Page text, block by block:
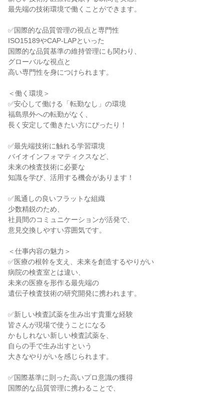
最先端の技術環境で働くことができます。
✅国際的な品質管理の視点と専門性
ISO15189やCAP-LAPといった
国際的な品質基準の維持管理にも関わり、
グローバルな視点と
高い専門性を身につけられます。
＜働く環境＞
✅安心して働ける「転勤なし」の環境
福島県外への転勤がなく、
長く安定して働きたい方にぴったり！
✅最先端技術に触れる学習環境
バイオインフォマティクスなど、
未来の検査技術に必要な
知識を学び、活用する機会があります！
✅風通しの良いフラットな組織
少数精鋭のため、
社員間のコミュニケーションが活発で、
意見交換しやすい雰囲気です。
＜仕事内容の魅力＞
✅医療の根幹を支え、未来を創造するやりがい
病院の検査室とは違い、
未来の医療を形作る最先端の
遺伝子検査技術の研究開発に携われます。
✅新しい検査試薬を生み出す貴重な経験
皆さんが現場で使うことになる
かもしれない新しい検査試薬を、
自らの手で生み出すという
大きなやりがいを感じられます。
✅国際基準に則った高いプロ意識の獲得
国際的な品質管理に携わることで、